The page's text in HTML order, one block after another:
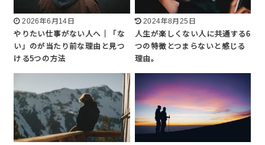
2026年6月14日
やりたい仕事がない人へ｜「な
い」のが当たり前な理由と見つ
ける5つの方法
2024年8月25日
人生が楽しくない人に共通する6
つの特徴とつまらないと感じる
理由。